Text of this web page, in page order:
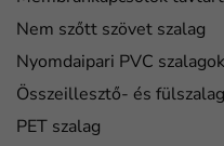
Nem szőtt szövet szalag
Nyomdaipari PVC szalagok
Összeillesztő- és
PET szalag